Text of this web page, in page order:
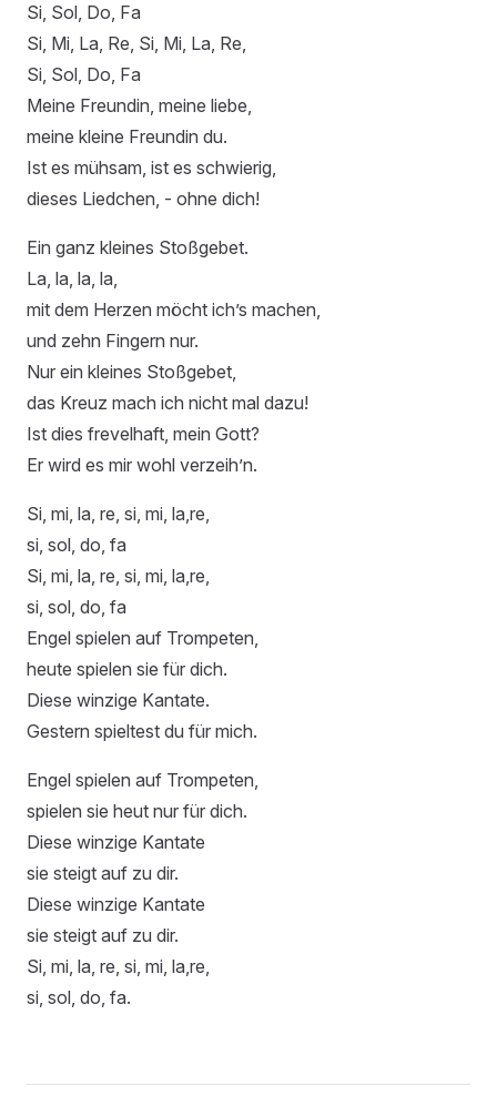
Si, Sol, Do, Fa
Si, Mi, La, Re, Si, Mi, La, Re,
Si, Sol, Do, Fa
Meine Freundin, meine liebe,
meine kleine Freundin du.
Ist es mühsam, ist es schwierig,
dieses Liedchen, - ohne dich!
Ein ganz kleines Stoßgebet.
La, la, la, la,
mit dem Herzen möcht ich’s machen,
und zehn Fingern nur.
Nur ein kleines Stoßgebet,
das Kreuz mach ich nicht mal dazu!
Ist dies frevelhaft, mein Gott?
Er wird es mir wohl verzeih’n.
Si, mi, la, re, si, mi, la,re,
si, sol, do, fa
Si, mi, la, re, si, mi, la,re,
si, sol, do, fa
Engel spielen auf Trompeten,
heute spielen sie für dich.
Diese winzige Kantate.
Gestern spieltest du für mich.
Engel spielen auf Trompeten,
spielen sie heut nur für dich.
Diese winzige Kantate
sie steigt auf zu dir.
Diese winzige Kantate
sie steigt auf zu dir.
Si, mi, la, re, si, mi, la,re,
si, sol, do, fa.